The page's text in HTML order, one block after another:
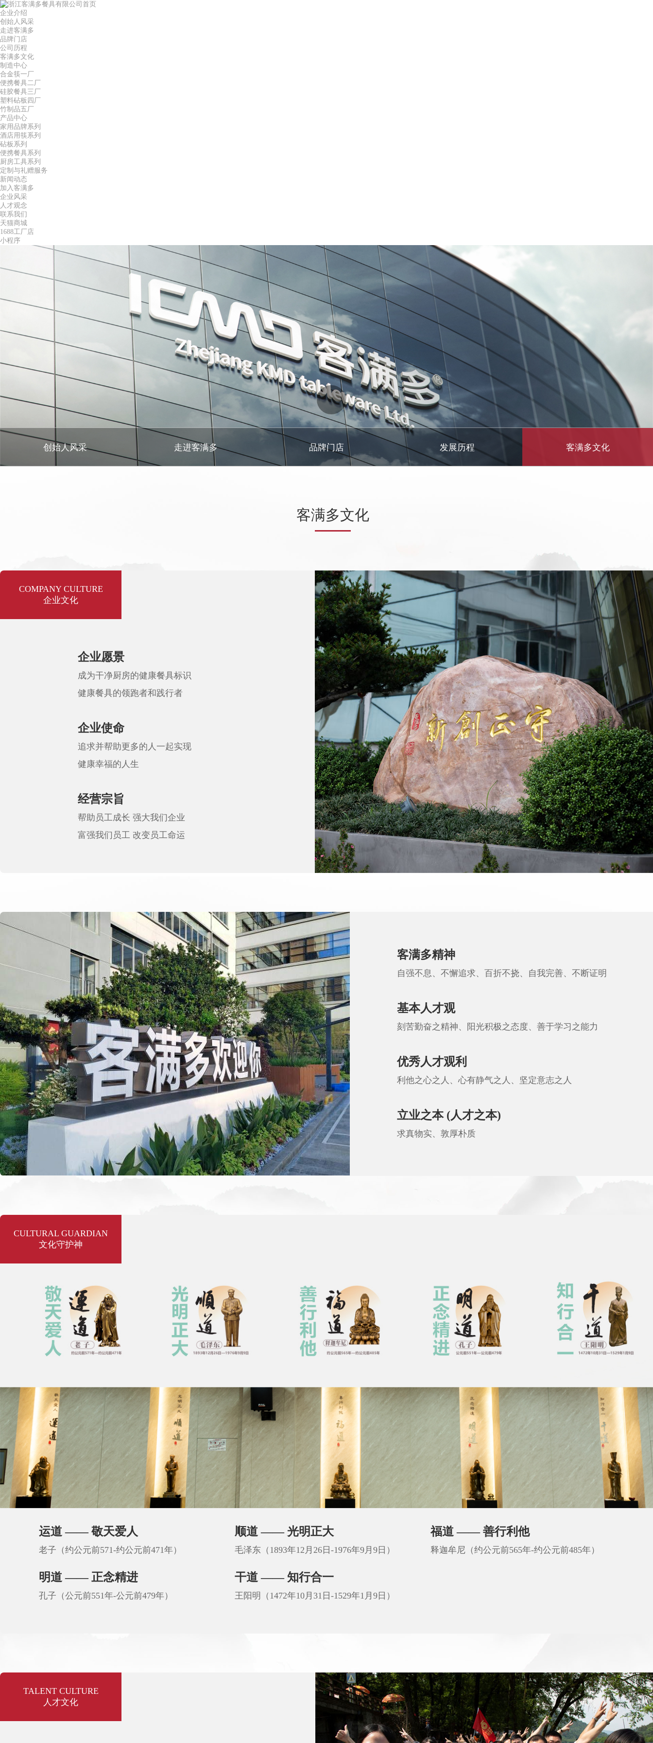
首页
企业介绍
创始人风采
走进客满多
品牌门店
公司历程
客满多文化
制造中心
合金筷一厂
便携餐具二厂
硅胶餐具三厂
塑料砧板四厂
竹制品五厂
产品中心
家用品牌系列
酒店用筷系列
砧板系列
便携餐具系列
厨房工具系列
定制与礼赠服务
新闻动态
加入客满多
企业风采
人才观念
联系我们
天猫商城
1688工厂店
小程序
创始人风采 走进客满多 品牌门店 发展历程 客满多文化
客满多文化
COMPANY CULTURE
企业文化
企业愿景
成为干净厨房的健康餐具标识
健康餐具的领跑者和践行者
企业使命
追求并帮助更多的人一起实现
健康幸福的人生
经营宗旨
帮助员工成长 强大我们企业
富强我们员工 改变员工命运
客满多精神
自强不息、不懈追求、百折不挠、自我完善、不断证明
基本人才观
刻苦勤奋之精神、阳光积极之态度、善于学习之能力
优秀人才观利
利他之心之人、心有静气之人、坚定意志之人
立业之本 (人才之本)
求真物实、敦厚朴质
CULTURAL GUARDIAN
文化守护神
运道 —— 敬天爱人
老子（约公元前571-约公元前471年）
顺道 —— 光明正大
毛泽东（1893年12月26日-1976年9月9日）
福道 —— 善行利他
释迦牟尼（约公元前565年-约公元前485年）
明道 —— 正念精进
孔子（公元前551年-公元前479年）
干道 —— 知行合一
王阳明（1472年10月31日-1529年1月9日）
TALENT CULTURE
人才文化